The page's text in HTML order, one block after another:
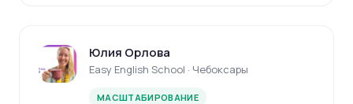
Юлия Орлова
Easy English School · Чебоксары
МАСШТАБИРОВАНИЕ